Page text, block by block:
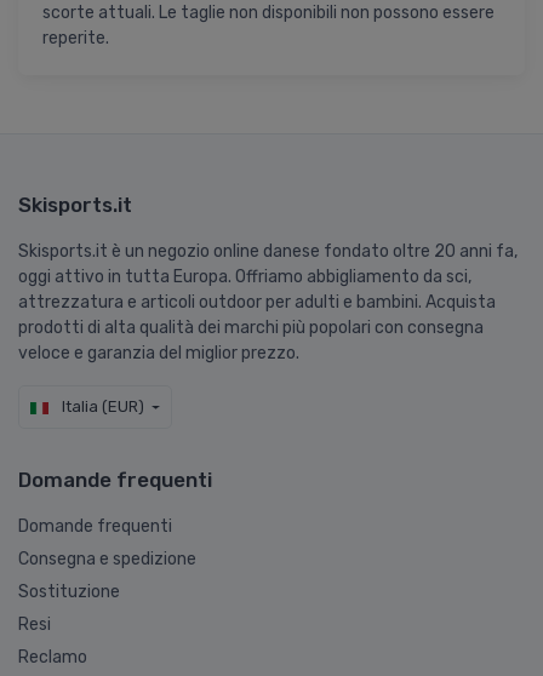
scorte attuali. Le taglie non disponibili non possono essere
reperite.
Skisports.it
Skisports.it è un negozio online danese fondato oltre 20 anni fa,
oggi attivo in tutta Europa. Offriamo abbigliamento da sci,
attrezzatura e articoli outdoor per adulti e bambini. Acquista
prodotti di alta qualità dei marchi più popolari con consegna
veloce e garanzia del miglior prezzo.
Italia (EUR)
Domande frequenti
Domande frequenti
Consegna e spedizione
Sostituzione
Resi
Reclamo